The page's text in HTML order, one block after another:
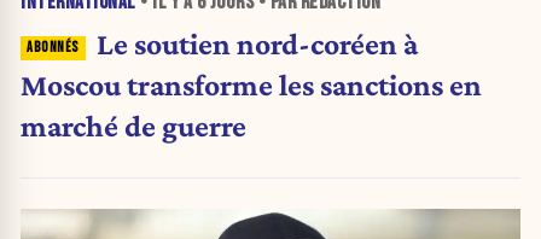
Le soutien nord-coréen à
Moscou transforme les sanctions en
marché de guerre